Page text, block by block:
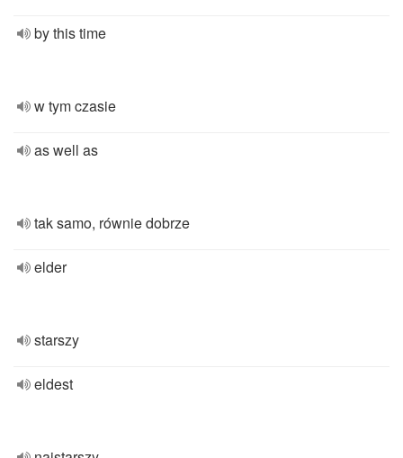
by this time
w tym czasie
as well as
tak samo, równie dobrze
elder
starszy
eldest